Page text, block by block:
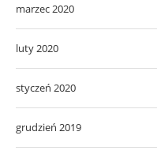
marzec 2020
luty 2020
styczeń 2020
grudzień 2019